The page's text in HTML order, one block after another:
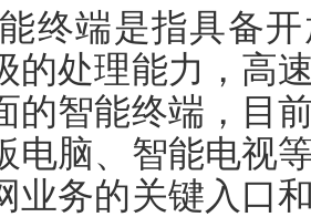
终端是指具备
的处理能力，高
的智能终端，目
电脑、智能电视
业务的关键入口